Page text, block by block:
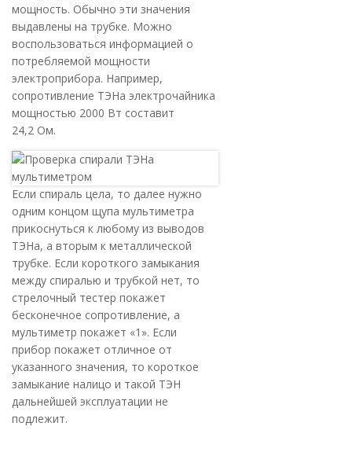
мощность. Обычно эти значения
выдавлены на трубке. Можно
воспользоваться информацией о
потребляемой мощности
электроприбора. Например,
сопротивление ТЭНа электрочайника
мощностью 2000 Вт составит
24,2 Ом.
Если спираль цела, то далее нужно
одним концом щупа мультиметра
прикоснуться к любому из выводов
ТЭНа, а вторым к металлической
трубке. Если короткого замыкания
между спиралью и трубкой нет, то
стрелочный тестер покажет
бесконечное сопротивление, а
мультиметр покажет «1». Если
прибор покажет отличное от
указанного значения, то короткое
замыкание налицо и такой ТЭН
дальнейшей эксплуатации не
подлежит.